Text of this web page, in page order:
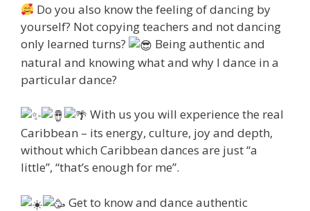
Do you also know the feeling of dancing by
yourself? Not copying teachers and not dancing
only learned turns?
Being authentic and
natural and knowing what and why I dance in a
particular dance?
With us you will experience the real
Caribbean – its energy, culture, joy and depth,
without which Caribbean dances are just “a
little”, “that’s enough for me”.
Get to know and dance authentic